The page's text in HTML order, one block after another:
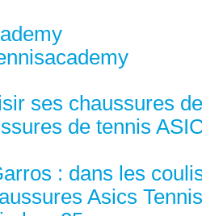
ses chaussures
de tennis
: dans les
Asics